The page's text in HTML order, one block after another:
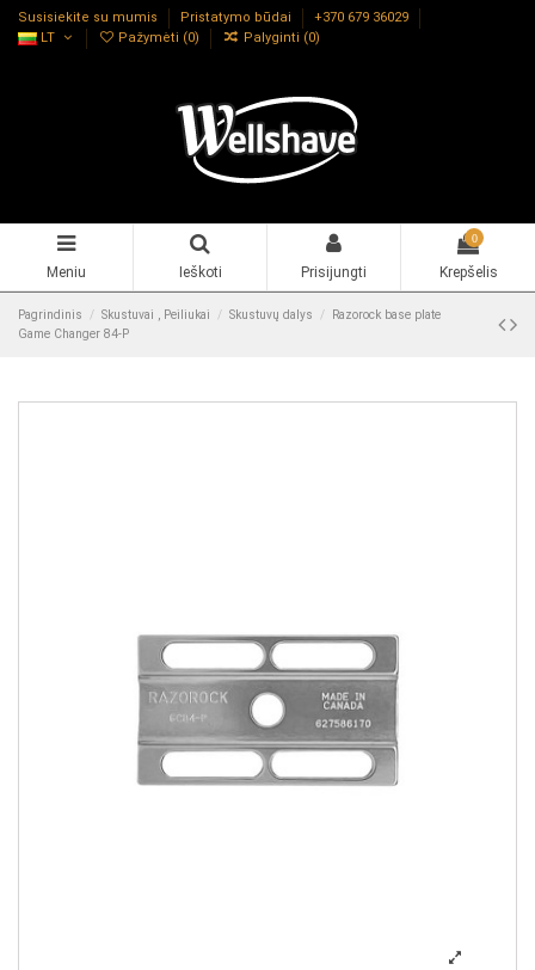
Susisiekite su mumis Pristatymo būdai
+370 679 36029
LT
Pažymėti (0) Palyginti (0)
Meniu Ieškoti Prisijungti
0
Krepšelis
Pagrindinis Skustuvai , Peiliukai Skustuvų dalys
Razorock base plate
Game Changer 84-P